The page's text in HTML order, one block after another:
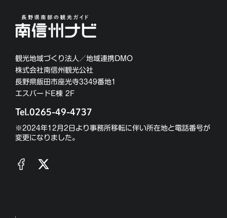
観光地域づくり法人／地域連携DMO
株式会社南信州観光公社
長野県飯田市座光寺3349番地1
エスバードE棟 2F
Tel.0265-49-4737
※2024年12月2日より事務所移転に伴い所在地と電話番号が
変更になりました。